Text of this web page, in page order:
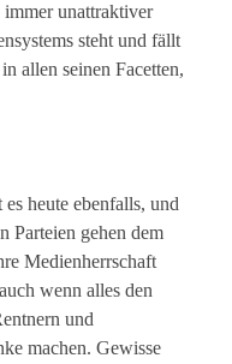
unattraktiver
steht und fällt
allen seinen Facetten,
heute ebenfalls, und
Parteien gehen dem
Medienherrschaft
wenn alles den
und
machen. Gewisse